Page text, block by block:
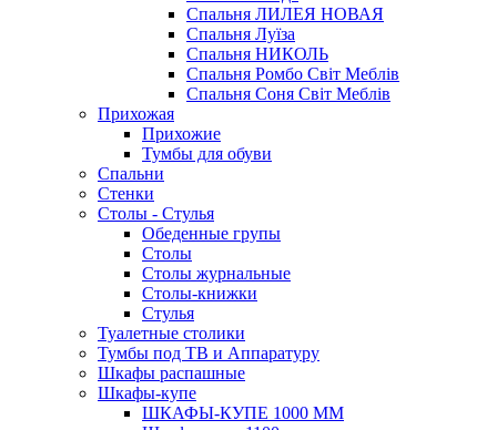
Спальня ЛИЛЕЯ НОВАЯ
Спальня Луїза
Спальня НИКОЛЬ
Спальня Ромбо Світ Меблів
Спальня Соня Світ Меблів
Прихожая
Прихожие
Тумбы для обуви
Спальни
Стенки
Столы - Стулья
Обеденные групы
Столы
Столы журнальные
Столы-книжки
Стулья
Туалетные столики
Тумбы под ТВ и Аппаратуру
Шкафы распашные
Шкафы-купе
ШКАФЫ-КУПЕ 1000 ММ